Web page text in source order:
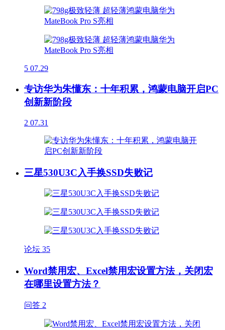
5 07.29
专访华为朱懂东：十年积累，鸿蒙电脑开启PC
创新新阶段
2 07.31
三星530U3C入手换SSD失败记
论坛 35
Word禁用宏、Excel禁用宏设置方法，关闭宏
在哪里设置方法？
问答 2